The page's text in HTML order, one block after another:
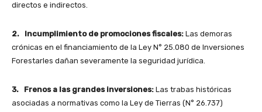
directos e indirectos.
2. Incumplimiento de promociones fiscales: Las demoras
crónicas en el financiamiento de la Ley N° 25.080 de Inversiones
Forestarles dañan severamente la seguridad jurídica.
3. Frenos a las grandes inversiones: Las trabas históricas
asociadas a normativas como la Ley de Tierras (N° 26.737)